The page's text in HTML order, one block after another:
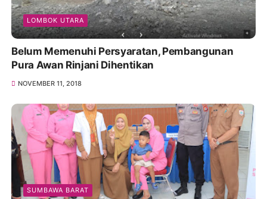
LOMBOK UTARA
Belum Memenuhi Persyaratan, Pembangunan
Pura Awan Rinjani Dihentikan
NOVEMBER 11, 2018
SUMBAWA BARAT